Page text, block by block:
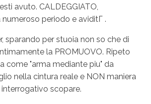
avuto. CALDEGGIATO,
periodo e aviditГ .
sparando per stuoia non so che di
la PROMUOVO. Ripeto
come "arma mediante piu" da
nella cintura reale e NON maniera
scopare.